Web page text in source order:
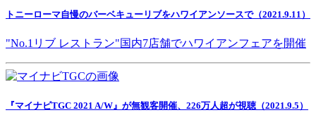
トニーローマ自慢のバーベキューリブをハワイアンソースで（2021.9.11）
"No.1リブ レストラン"国内7店舗でハワイアンフェアを開催
『マイナビTGC 2021 A/W』が無観客開催、226万人超が視聴（2021.9.5）